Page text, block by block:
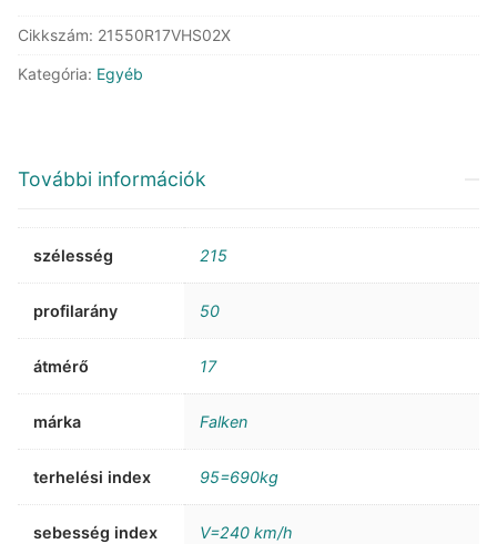
XL
MFS
Cikkszám: 21550R17VHS02X
Kategória: Egyéb
További információk
szélesség 215
profilarány 50
átmérő 17
márka Falken
terhelési index 95=690kg
sebesség index V=240 km/h